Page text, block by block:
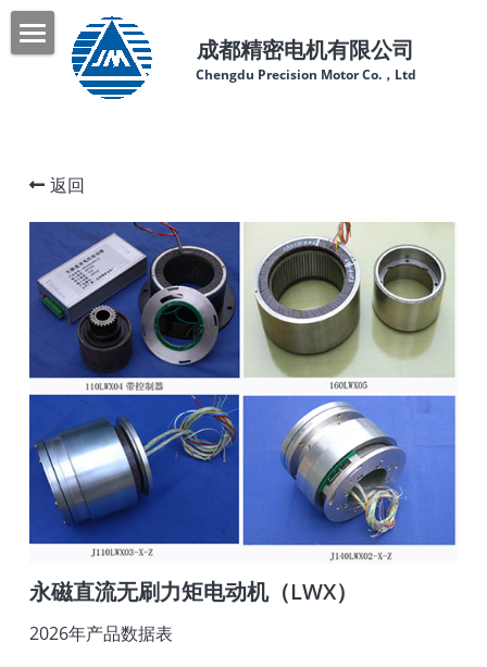
成都精密电机有限公司
Chengdu Precision Motor Co.，Ltd
首页
产品中心
新闻中心
联系我们
服务热线：028-83955511
返回
永磁直流无刷力矩电动机（LWX）
2026年产品数据表